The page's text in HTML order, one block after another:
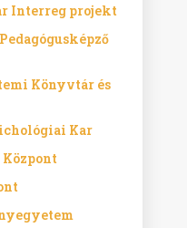
Interreg projekt
Könyvtár és
Kar
Központ